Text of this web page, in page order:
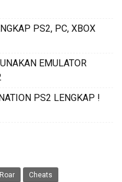
PS2, PC, XBOX
EMULATOR
PS2 LENGKAP !
Cheats